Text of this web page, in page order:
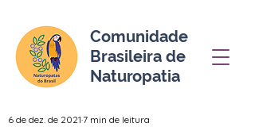
Comunidade
Brasileira de
Naturopatia
6 de dez. de 2021 7 min de leitura